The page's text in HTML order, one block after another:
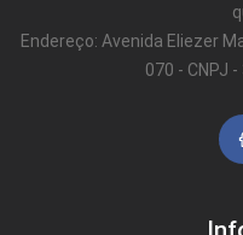
Endereço: Avenida Eliezer
070 - CNPJ